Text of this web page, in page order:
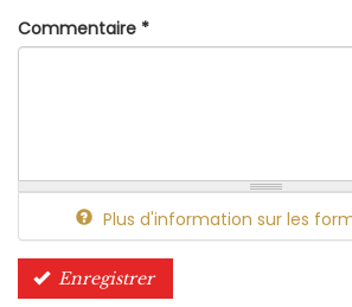
Commentaire *
Plus d'information sur les
Enregistrer